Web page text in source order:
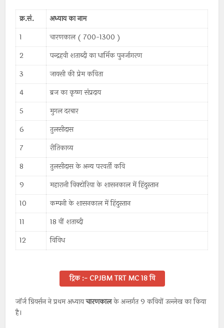
क्र.सं.
अध्याय का नाम
1
चारणकाल ( 700-1300 )
2
पन्द्रहवी शताब्दी का धार्मिक पुनर्जागरण
3
जायसी की प्रेम कविता
4
ब्रज का कृष्ण संप्रदाय
5
मुगल दरबार
6
तुलसीदास
7
रीतिकाव्य
8
तुलसीदास के अन्य परवर्ती कवि
9
महारानी विक्टोरिया के शासनकाल में हिंदुस्तान
10
कम्पनी के शासनकाल में हिंदुस्तान
11
18 वीं शताब्दी
12
विविध
ट्रिक :- CPJBM TRT MC 18 वि
जॉर्ज ग्रियर्सन ने प्रथम अध्यायचारणकालके अन्तर्गत 9 कवियों उल्लेख का किया
है।